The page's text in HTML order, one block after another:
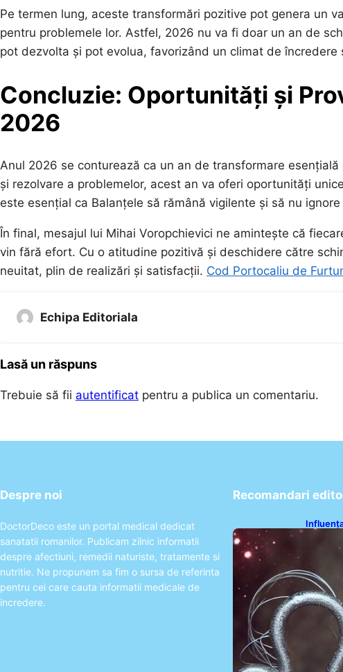
Pe termen lung, aceste transformări pozitive pot genera un
pentru problemele lor. Astfel, 2026 nu va fi doar un an de
pot dezvolta și pot evolua, favorizând un climat de încredere
Concluzie: Oportunități și
2026
Anul 2026 se conturează ca un an de transformare
și rezolvare a problemelor, acest an va oferi oportunități
este esențial ca Balanțele să rămână vigilente și să nu
În final, mesajul lui Mihai Voropchievici ne amintește că
vin fără efort. Cu o atitudine pozitivă și deschidere către
neuitat, plin de realizări și satisfacții. Cod Portocaliu de
Echipa Editoriala
Lasă un răspuns
Trebuie să fii autentificat pentru a publica un comentariu.
Despre noi
DoctorDeco este un portal medical dedicat
sanatatii romanilor. Publicam zilnic informatii
despre afectiuni, remedii naturiste, tratamente si
nutritie. Ne propunem sa fim o sursa de referinta
pentru cei care cauta informatii medicale de
incredere.
Recomandari
și
în